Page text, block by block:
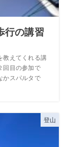
行の講習
教えてくれる講
回目の参加で
かスパルタで
登山